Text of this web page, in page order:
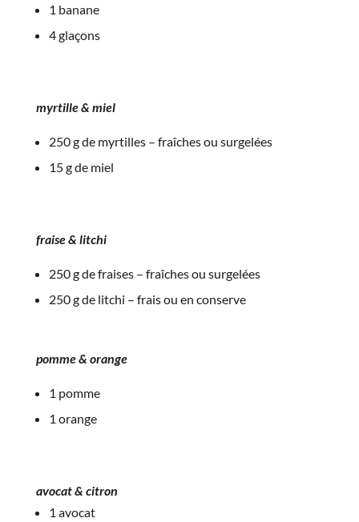
1 banane
4 glaçons
myrtille & miel
250 g de myrtilles – fraîches ou surgelées
15 g de miel
fraise & litchi
250 g de fraises – fraîches ou surgelées
250 g de litchi – frais ou en conserve
pomme & orange
1 pomme
1 orange
avocat & citron
1 avocat